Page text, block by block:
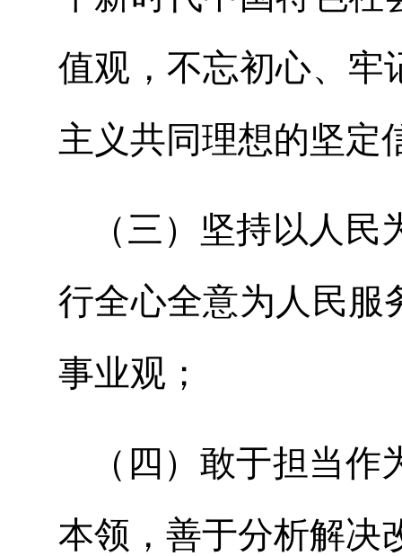
值观，不忘初心、牢
主义共同理想的坚定
（三）坚持以人
行全心全意为人民服
事业观；
（四）敢于担当
本领，善于分析解决